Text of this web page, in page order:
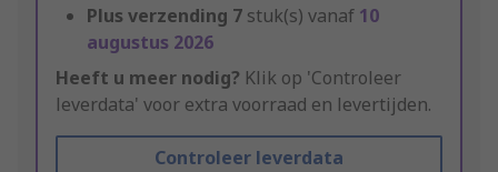
Plus verzending 7 stuk(s) vanaf 10
augustus 2026
Heeft u meer nodig? Klik op 'Controleer
leverdata' voor extra voorraad en levertijden.
Controleer leverdata